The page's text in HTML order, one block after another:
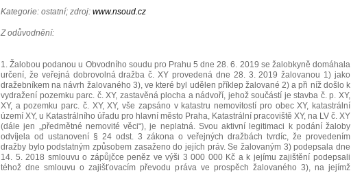
Kategorie: ostatní; zdroj: www.nsoud.cz
Z odůvodnění:
1. Žalobou podanou u Obvodního soudu pro Prahu 5 dne 28. 6. 2019 se žalobkyně domáhala
určení, že veřejná dobrovolná dražba č. XY provedená dne 28. 3. 2019 žalovanou 1) jako
dražebníkem na návrh žalovaného 3), ve které byl udělen příklep žalované 2) a při níž došlo k
vydražení pozemku parc. č. XY, zastavěná plocha a nádvoří, jehož součástí je stavba č. p. XY,
XY, a pozemku parc. č. XY, XY, vše zapsáno v katastru nemovitostí pro obec XY, katastrální
území XY, u Katastrálního úřadu pro hlavní město Praha, Katastrální pracoviště XY, na LV č. XY
(dále jen „předmětné nemovité věci“), je neplatná. Svou aktivní legitimaci k podání žaloby
odvíjela od ustanovení § 24 odst. 3 zákona o veřejných dražbách tvrdíc, že provedením
dražby bylo podstatným způsobem zasaženo do jejích práv. Se žalovaným 3) podepsala dne
14. 5. 2018 smlouvu o zápůjčce peněz ve výši 3 000 000 Kč a k jejímu zajištění podepsali
téhož dne smlouvu o zajišťovacím převodu práva ve prospěch žalovaného 3), na jejímž